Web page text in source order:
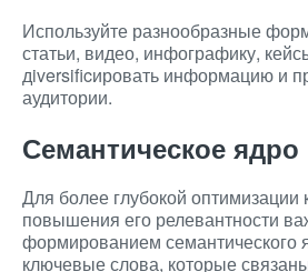
Используйте разнообразные
статьи, видео, инфографику,
дiversificировать информацию и
аудитории.
Семантическое ядро
Для более глубокой оптимизации
повышения его релевантности
формированием семантического
ключевые слова, которые